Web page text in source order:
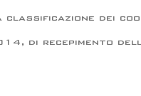
dei
di recepimento